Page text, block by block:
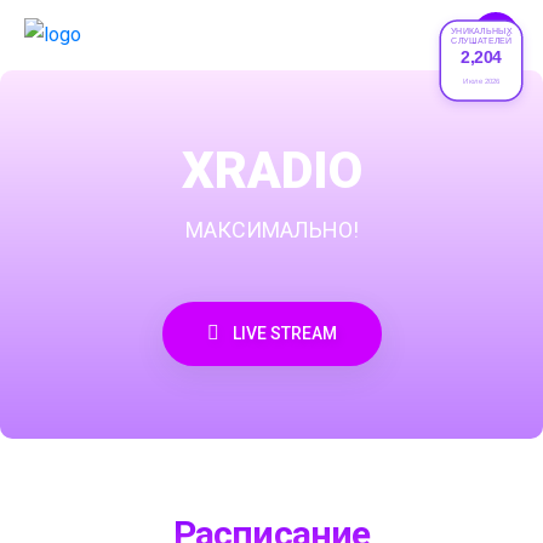
УНИКАЛЬНЫХ
СЛУШАТЕЛЕЙ
2,204
Июле 2026
XRADIO
МАКСИМАЛЬНО!
LIVE STREAM
Расписание